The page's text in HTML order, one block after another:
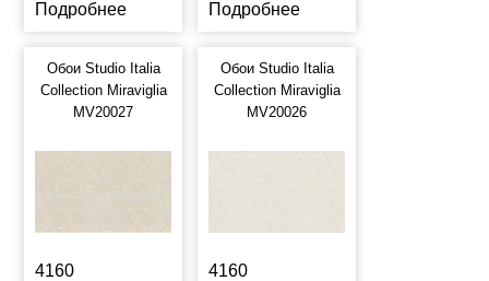
Подробнее Подробнее
Обои Studio Italia
Collection Miraviglia
MV20027
4160
Обои Studio Italia
Collection Miraviglia
MV20026
4160